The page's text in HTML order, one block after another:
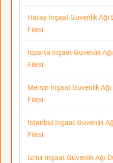
Hatay İnşaat Güvenlik
Filesi
Isparta İnşaat Güvenlik
Filesi
Mersin İnşaat Güvenlik
Filesi
İstanbul İnşaat Güvenlik
Filesi
İzmir İnşaat Güvenlik Ağı